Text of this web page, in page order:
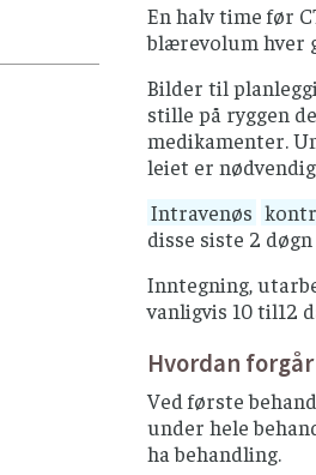
En halv time før
blærevolum hver
Bilder til
stille på ryggen
medikamenter.
leiet er
Intravenøs
disse siste 2
Inntegning,
vanligvis 10 til12
Hvordan
Ved første
under hele
ha behandling.